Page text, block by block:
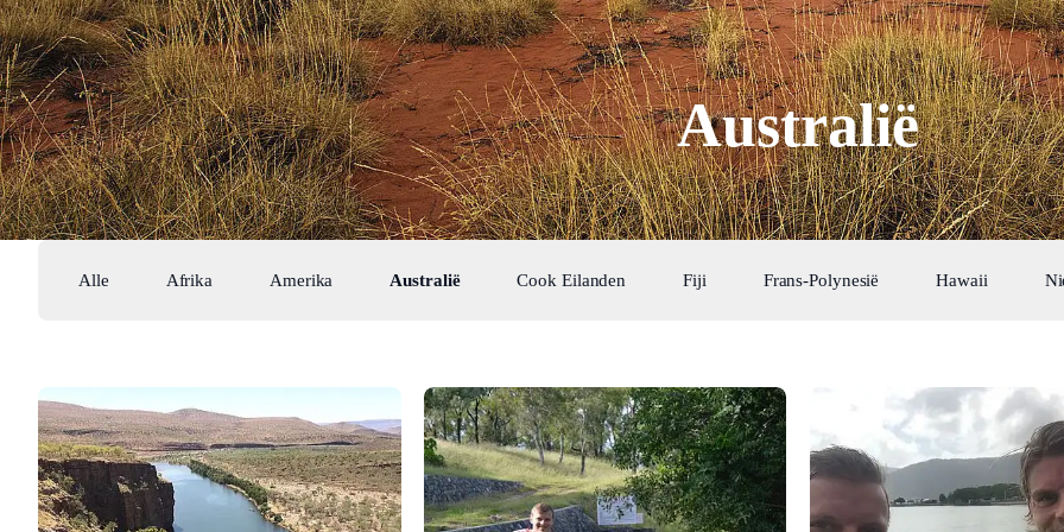
Australië
Alle Afrika Amerika Australië Cook Eilanden Fiji Frans-Polynesië Hawaii